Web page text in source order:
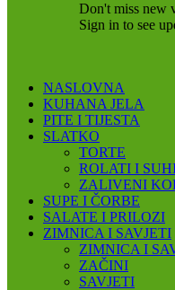
Don't miss new
Sign in to see
NASLOVNA
KUHANA JELA
PITE I TIJESTA
SLATKO
TORTE
ROLATI I
ZALIVENI
SUPE I ČORBE
SALATE I PRILOZI
ZIMNICA I SAVJETI
ZIMNICA I
ZAČINI
SAVJETI